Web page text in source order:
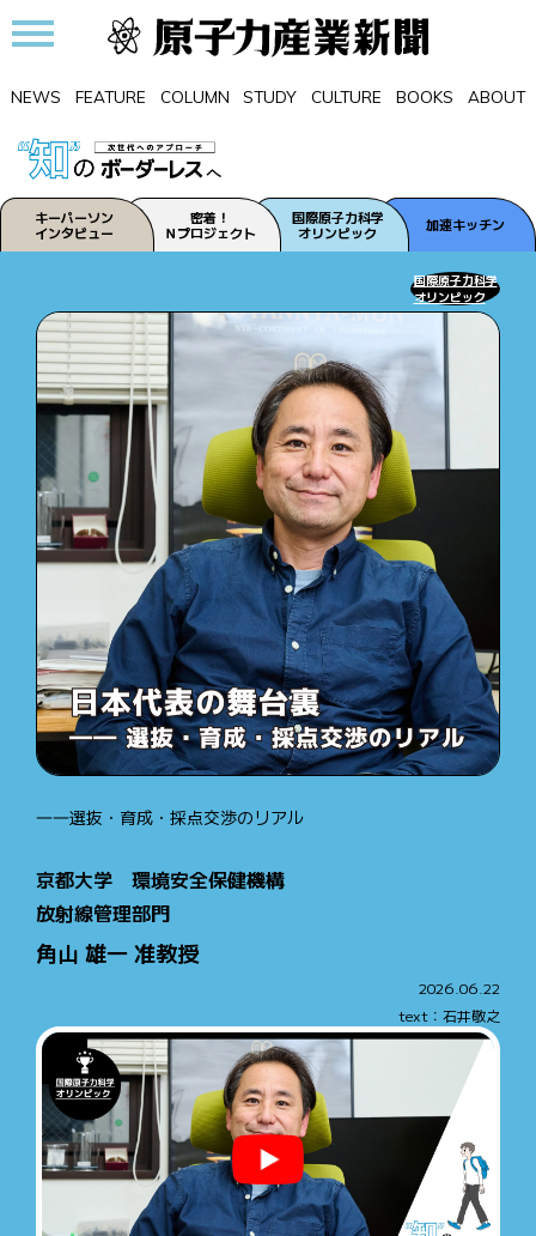
NEWS FEATURE COLUMN STUDY CULTURE BOOKS ABOUT
キーパーソン
インタビュー
密着！
Ｎプロジェクト
国際原子力科学
オリンピック
加速キッチン
国際原子力科学
オリンピック
――選抜・育成・採点交渉のリアル
京都大学 環境安全保健機構
放射線管理部門
角山 雄一 准教授
2026.06.22
text：石井敬之